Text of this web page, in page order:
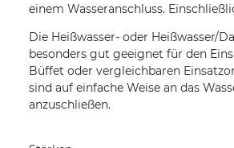
einem Wasseranschluss.
Die Heißwasser- oder Heißwasser/
besonders gut geeignet für den
Büffet oder vergleichbaren
sind auf einfache Weise an das
anzuschließen.